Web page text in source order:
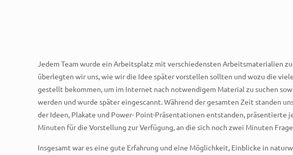
Jedem Team wurde ein Arbeitsplatz mit verschiedensten Arbeitsmaterialien
überlegten wir uns, wie wir die Idee später vorstellen sollten und wozu die
gestellt bekommen, um im Internet nach notwendigem Material zu suchen
werden und wurde später eingescannt. Während der gesamten Zeit standen
der Ideen, Plakate und Power- Point-Präsentationen entstanden, präsentierte
Minuten für die Vorstellung zur Verfügung, an die sich noch zwei Minuten
Insgesamt war es eine gute Erfahrung und eine Möglichkeit, Einblicke in